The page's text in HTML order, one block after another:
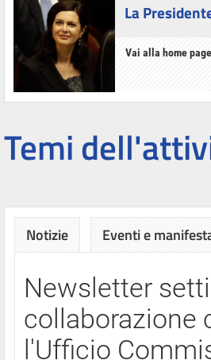
La
Vai alla home
Temi
Notizie Eventi e
Newsletter
collaborazione
l'Ufficio